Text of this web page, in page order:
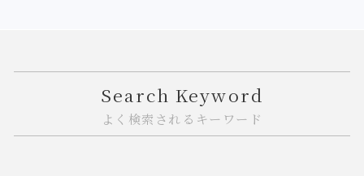
Search Keyword
よく検索されるキーワード